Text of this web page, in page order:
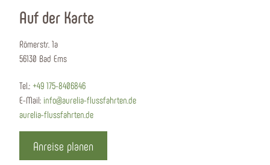
Auf der Karte
Römerstr. 1a
56130 Bad Ems
Tel.: +49 175-8406846
E-Mail: info@aurelia-flussfahrten.de
aurelia-flussfahrten.de
Anreise planen